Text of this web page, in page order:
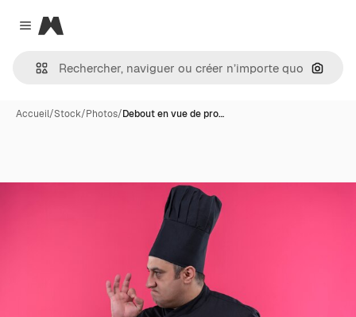
Close menu
Magnific
Accueil/Stock/Photos/Debout en vue de pro…